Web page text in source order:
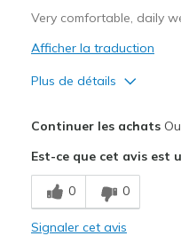
Very comfortable, daily
Afficher la traduction
Plus de détails
Comfortable
Durable
Continuer les achats
Est-ce que cet avis est
0 0
Signaler cet avis